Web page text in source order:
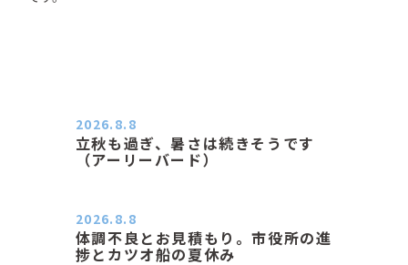
立秋も過ぎ、暑さは続きそうです
（アーリーバード）
2026.8.8
体調不良とお見積もり。市役所の進
捗とカツオ船の夏休み
2026.8.8